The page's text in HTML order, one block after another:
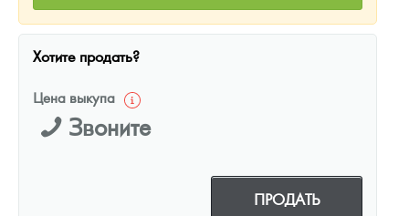
Хотите продать?
Цена выкупа
Звоните
ПРОДАТЬ